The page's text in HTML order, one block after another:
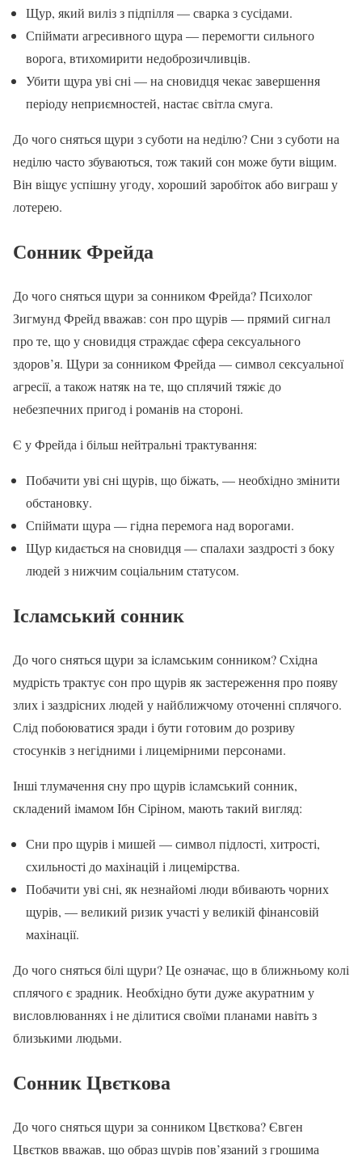
Щур, який виліз з підпілля — сварка з сусідами.
Спіймати агресивного щура — перемогти сильного
ворога, втихомирити недоброзичливців.
Убити щура уві сні — на сновидця чекає завершення
періоду неприємностей, настає світла смуга.
До чого сняться щури з суботи на неділю? Сни з суботи на
неділю часто збуваються, тож такий сон може бути віщим.
Він віщує успішну угоду, хороший заробіток або виграш у
лотерею.
Сонник Фрейда
До чого сняться щури за сонником Фрейда? Психолог
Зигмунд Фрейд вважав: сон про щурів — прямий сигнал
про те, що у сновидця страждає сфера сексуального
здоров’я. Щури за сонником Фрейда — символ сексуальної
агресії, а також натяк на те, що сплячий тяжіє до
небезпечних пригод і романів на стороні.
Є у Фрейда і більш нейтральні трактування:
Побачити уві сні щурів, що біжать, — необхідно змінити
обстановку.
Спіймати щура — гідна перемога над ворогами.
Щур кидається на сновидця — спалахи заздрості з боку
людей з нижчим соціальним статусом.
Ісламський сонник
До чого сняться щури за ісламським сонником? Східна
мудрість трактує сон про щурів як застереження про появу
злих і заздрісних людей у найближчому оточенні сплячого.
Слід побоюватися зради і бути готовим до розриву
стосунків з негідними і лицемірними персонами.
Інші тлумачення сну про щурів ісламський сонник,
складений імамом Ібн Сіріном, мають такий вигляд:
Сни про щурів і мишей — символ підлості, хитрості,
схильності до махінацій і лицемірства.
Побачити уві сні, як незнайомі люди вбивають чорних
щурів, — великий ризик участі у великій фінансовій
махінації.
До чого сняться білі щури? Це означає, що в ближньому колі
сплячого є зрадник. Необхідно бути дуже акуратним у
висловлюваннях і не ділитися своїми планами навіть з
близькими людьми.
Сонник Цвєткова
До чого сняться щури за сонником Цвєткова? Євген
Цвєтков вважав, що образ щурів пов’язаний з грошима